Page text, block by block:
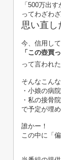
「500万出
ってわざわ
思い直し
今、信用し
「この壺買
って言われ
そんなこん
・小娘の病院
・私の接骨院
で予定が埋
誰かー！
この中に「